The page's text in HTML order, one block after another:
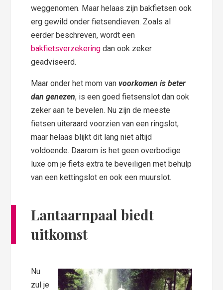
weggenomen. Maar helaas zijn bakfietsen ook
erg gewild onder fietsendieven. Zoals al
eerder beschreven, wordt een
bakfietsverzekeringdan ook zeker
geadviseerd.
Maar onder het mom vanvoorkomen is beter
dan genezen, is een goed fietsenslot dan ook
zeker aan te bevelen. Nu zijn de meeste
fietsen uiteraard voorzien van een ringslot,
maar helaas blijkt dit lang niet altijd
voldoende. Daarom is het geen overbodige
luxe om je fiets extra te beveiligen met behulp
van een kettingslot en ook een muurslot.
Lantaarnpaal biedt
uitkomst
Nu
zul je